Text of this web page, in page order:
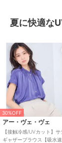
夏に快適な
30%OFF
アー・ヴェ・ヴェ
【接触冷感/UVカット】サ
ギャザーブラウス【吸水速